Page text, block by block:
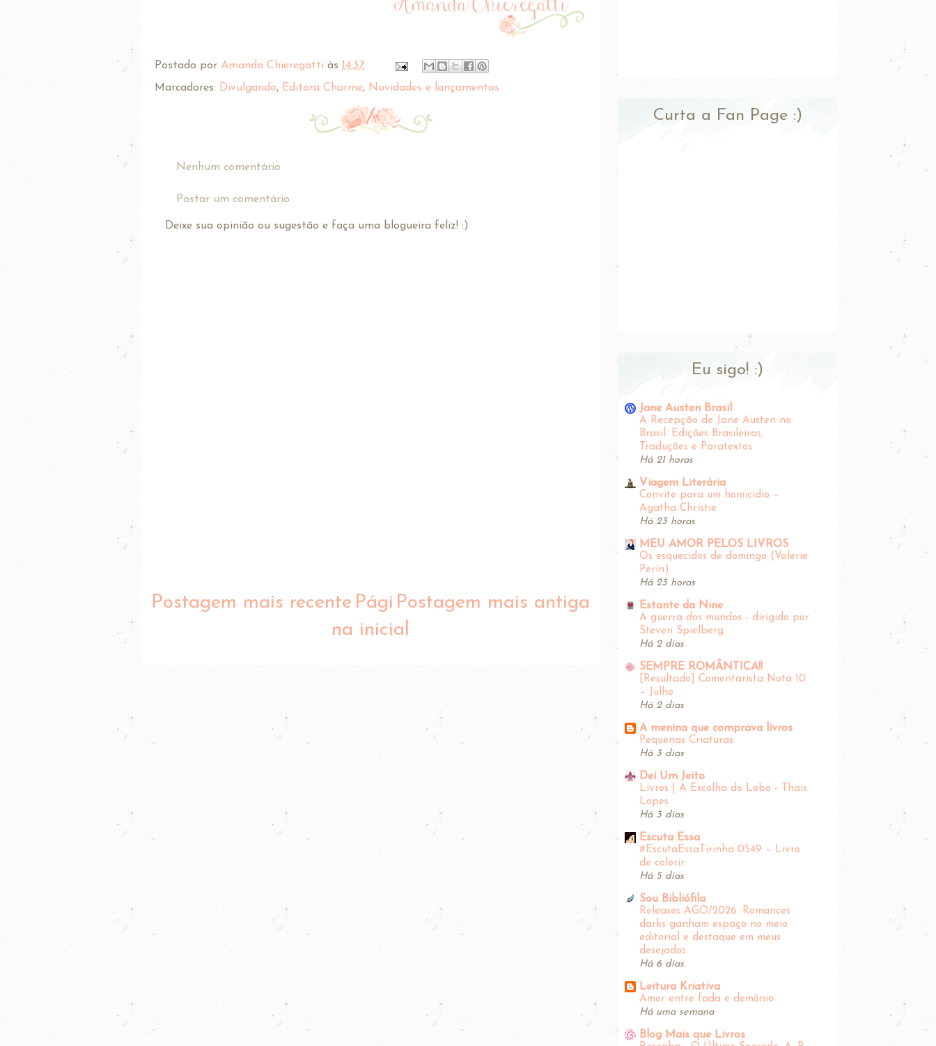
Postado por Amanda Chieregatti às
14:37
Marcadores: Divulgando, Editora Charme, Novidades e lançamentos
Nenhum comentário
Postar um comentário
Deixe sua opinião ou sugestão e faça uma blogueira feliz! :)
Postagem mais recente Postagem mais antiga
Pági
na inicial
Curta a Fan Page :)
Eu sigo! :)
Jane Austen Brasil
A Recepção de Jane Austen no
Brasil: Edições Brasileiras,
Traduções e Paratextos
Há 21 horas
Viagem Literária
Convite para um homicídio –
Agatha Christie
Há 23 horas
MEU AMOR PELOS LIVROS
Os esquecidos de domingo (Valerie
Perin)
Há 23 horas
Estante da Nine
A guerra dos mundos - dirigido por
Steven Spielberg
Há 2 dias
SEMPRE ROMÂNTICA!!
[Resultado] Comentarista Nota 10
– Julho
Há 2 dias
A menina que comprava livros
Pequenas Criaturas
Há 3 dias
Dei Um Jeito
Livros | A Escolha do Lobo - Thais
Lopes
Há 3 dias
Escuta Essa
#EscutaEssaTirinha‬ 0549 – Livro
de colorir
Há 5 dias
Sou Bibliófila
Releases AGO/2026: Romances
darks ganham espaço no meio
editorial e destaque em meus
desejados
Há 6 dias
Leitura Kriativa
Amor entre fada e demônio
Há uma semana
Blog Mais que Livros